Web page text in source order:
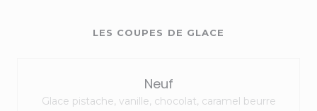
LES COUPES DE GLACE
Neuf
Glace pistache, vanille, chocolat, caramel beurre